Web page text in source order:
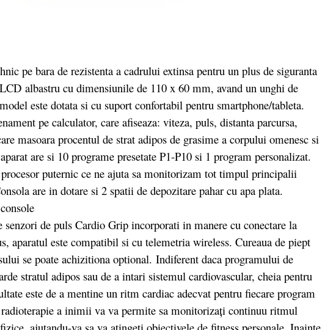
pe bara de rezistenta a cadrului extinsa pentru un plus de siguranta
albastru cu dimensiunile de 110 x 60 mm, avand un unghi de
este dotata si cu suport confortabil pentru smartphone/tableta.
pe calculator, care afiseaza: viteza, puls, distanta parcursa,
masoara procentul de strat adipos de grasime a corpului omenesc si
are si 10 programe presetate P1-P10 si 1 program personalizat.
procesor puternic ce ne ajuta sa monitorizam tot timpul principalii
are in dotare si 2 spatii de depozitare pahar cu apa plata.
de puls Cardio Grip incorporati in manere cu conectare la
aparatul este compatibil si cu telemetria wireless. Cureaua de piept
se poate achizitiona optional. Indiferent daca programului de
stratul adipos sau de a intari sistemul cardiovascular, cheia pentru
este de a mentine un ritm cardiac adecvat pentru fiecare program
a inimii va va permite sa monitorizați continuu ritmul